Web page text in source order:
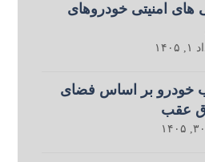
های امنیتی خودروهای
خودرو بر اساس فضای
عقب